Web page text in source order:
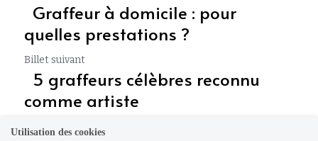
Graffeur à domicile : pour
quelles prestations ?
Billet suivant
5 graffeurs célèbres reconnu
comme artiste
Utilisation des cookies